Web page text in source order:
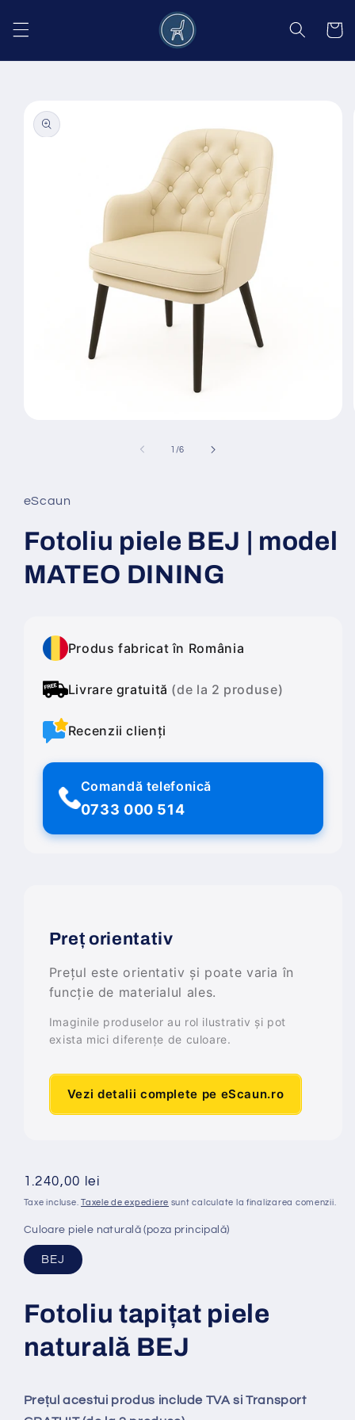
conținut
Coș
informațiile
despre
produs
fereastră
modală
1 /din
6
eScaun
Fotoliu piele BEJ | model
MATEO DINING
Produs fabricat în România
Livrare gratuită (de la 2 produse)
Recenzii clienți
Comandă telefonică
0733 000 514
Preț orientativ
Prețul este orientativ și poate varia în
funcție de materialul ales.
Imaginile produselor au rol ilustrativ și pot
exista mici diferențe de culoare.
Vezi detalii complete pe eScaun.ro
Preț
obișnuit
1.240,00 lei
Taxe incluse.Taxele de expediere sunt calculate la finalizarea comenzii.
Culoare piele naturală (poza principală)
BEJ
Fotoliu tapițat piele
naturală BEJ
Prețul acestui produs include TVA si Transport